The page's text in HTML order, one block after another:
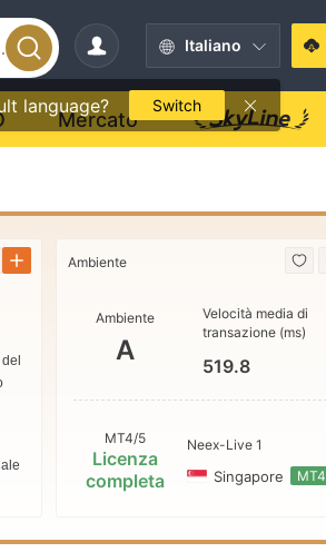
Italiano
language? Switch
Mercato
Ambiente
Ambiente
A
Velocità media di
transazione (ms)
519.8
MT4/5
Licenza
completa
Neex-Live 1
Singapore MT4